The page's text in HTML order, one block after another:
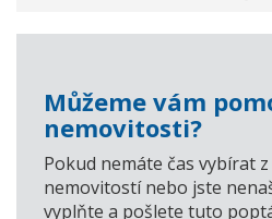
Můžeme vám
nemovitosti?
Pokud nemáte čas vybírat
nemovitostí nebo jste
vyplňte a pošlete tuto